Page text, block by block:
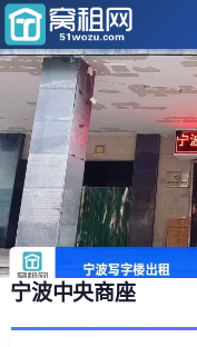
宁波中央商座